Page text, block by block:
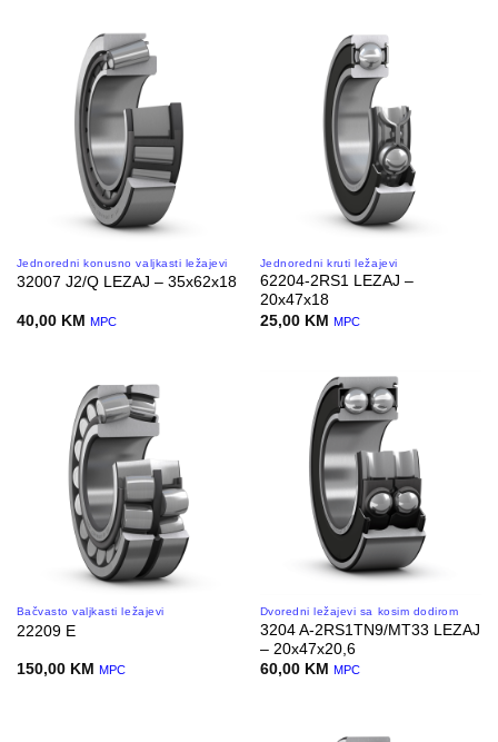
Jednoredni konusno valjkasti ležajevi
32007 J2/Q LEZAJ – 35x62x18
40,00 KM MPC
Jednoredni kruti ležajevi
62204-2RS1 LEZAJ –
20x47x18
25,00 KM MPC
Bačvasto valjkasti ležajevi
22209 E
150,00 KM MPC
Dvoredni ležajevi sa kosim dodirom
3204 A-2RS1TN9/MT33 LEZAJ
– 20x47x20,6
60,00 KM MPC